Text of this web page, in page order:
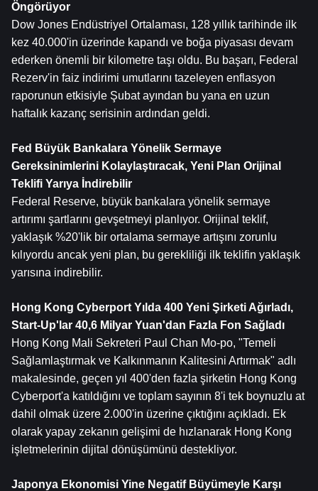
Öngörüyor
Dow Jones Endüstriyel Ortalaması, 128 yıllık tarihinde ilk
kez 40.000'in üzerinde kapandı ve boğa piyasası devam
ederken önemli bir kilometre taşı oldu. Bu başarı, Federal
Rezerv'in faiz indirimi umutlarını tazeleyen enflasyon
raporunun etkisiyle Şubat ayından bu yana en uzun
haftalık kazanç serisinin ardından geldi.
Fed Büyük Bankalara Yönelik Sermaye
Gereksinimlerini Kolaylaştıracak, Yeni Plan Orijinal
Teklifi Yarıya İndirebilir
Federal Reserve, büyük bankalara yönelik sermaye
artırımı şartlarını gevşetmeyi planlıyor. Orijinal teklif,
yaklaşık %20'lik bir ortalama sermaye artışını zorunlu
kılıyordu ancak yeni plan, bu gerekliliği ilk teklifin yaklaşık
yarısına indirebilir.
Hong Kong Cyberport Yılda 400 Yeni Şirketi Ağırladı,
Start-Up'lar 40,6 Milyar Yuan'dan Fazla Fon Sağladı
Hong Kong Mali Sekreteri Paul Chan Mo-po, "Temeli
Sağlamlaştırmak ve Kalkınmanın Kalitesini Artırmak" adlı
makalesinde, geçen yıl 400'den fazla şirketin Hong Kong
Cyberport'a katıldığını ve toplam sayının 8'i tek boynuzlu at
dahil olmak üzere 2.000'in üzerine çıktığını açıkladı. Ek
olarak yapay zekanın gelişimi de hızlanarak Hong Kong
işletmelerinin dijital dönüşümünü destekliyor.
Japonya Ekonomisi Yine Negatif Büyümeyle Karşı